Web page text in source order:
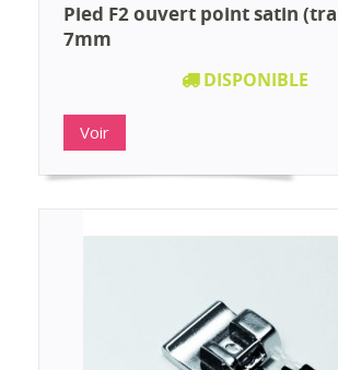
Pied F2 ouvert point satin
7mm
DISPONIBLE
Voir